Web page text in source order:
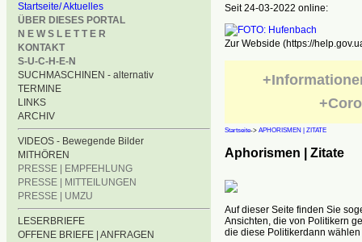
Startseite/ Aktuelles
ÜBER DIESES PORTAL
N E W S L E T T E R
KONTAKT
S-U-C-H-E-N
SUCHMASCHINEN - alternativ
TERMINE
LINKS
ARCHIV
VIDEOS - Bewegende Bilder
MITHÖREN
PRESSE | EMPFEHLUNG
PRESSE | MITTEILUNGEN
PRESSE | UMZU
LESERBRIEFE
OFFENE BRIEFE | ANFRAGEN
Seit 24-03-2022 online:
Zur Webside (https://
Startseite-> APHORISMEN | ZITATE
Aphorismen | Zitate
Auf dieser Seite finden Sie
Ansichten, die von Politikern
die diese Politikerdann